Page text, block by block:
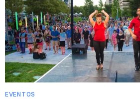
EVENTOS